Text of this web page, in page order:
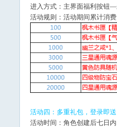
进入方式：主界面福利按钮
活动规则：活动期间累计消
活动四：多重礼包，登录即送
活动时间：角色创建后七日内